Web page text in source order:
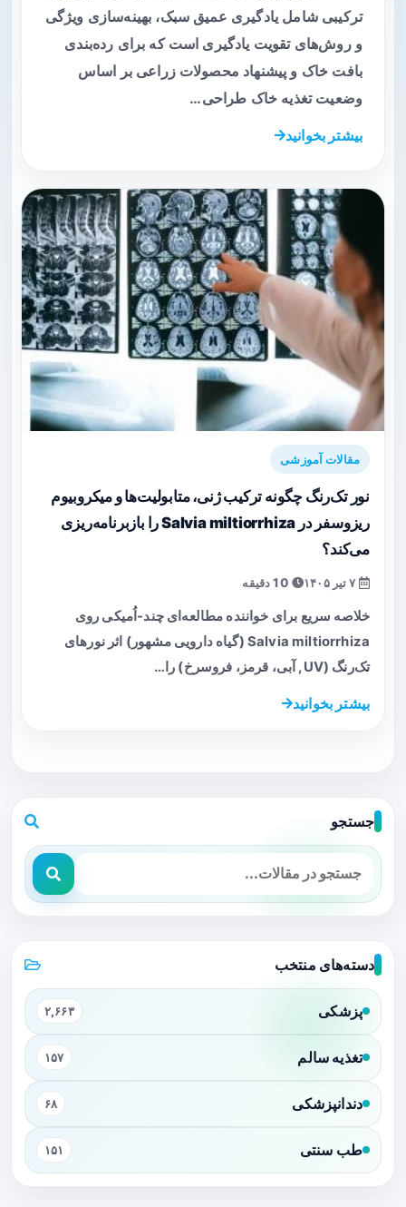
ترکیبی شامل یادگیری عمیق سبک، بهینه‌سازی ویژگی
و روش‌های تقویت یادگیری است که برای رده‌بندی
بافت خاک و پیشنهاد محصولات زراعی بر اساس
وضعیت تغذیه خاک طراحی…
بیشتر بخوانید
مقالات آموزشی
نور تک‌رنگ چگونه ترکیب ژنی، متابولیت‌ها و میکروبیوم
ریزوسفر در Salvia miltiorrhiza را بازبرنامه‌ریزی
می‌کند؟
خلاصه سریع برای خواننده مطالعه‌ای چند-اُمیکی روی
Salvia miltiorrhiza (گیاه دارویی مشهور) اثر نورهای
تک‌رنگ (UV, آبی، قرمز، فروسرخ) را…
بیشتر بخوانید
جستجو
دسته‌های منتخب
پزشکی ۲,۶۶۳
تغذیه سالم ۱۵۷
دندانپزشکی ۶۸
طب سنتی ۱۵۱